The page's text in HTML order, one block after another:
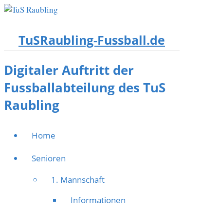
TuSRaubling-Fussball.de
Digitaler Auftritt der
Fussballabteilung des TuS
Raubling
Home
Senioren
1. Mannschaft
Informationen